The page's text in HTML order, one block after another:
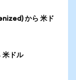
から 米ド
米ドル